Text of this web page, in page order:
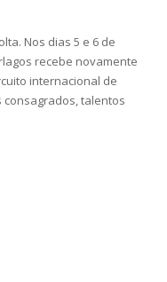
Nos dias 5 e 6 de
recebe novamente
internacional de
talentos